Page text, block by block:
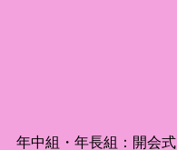
年中組・年長組：開会式